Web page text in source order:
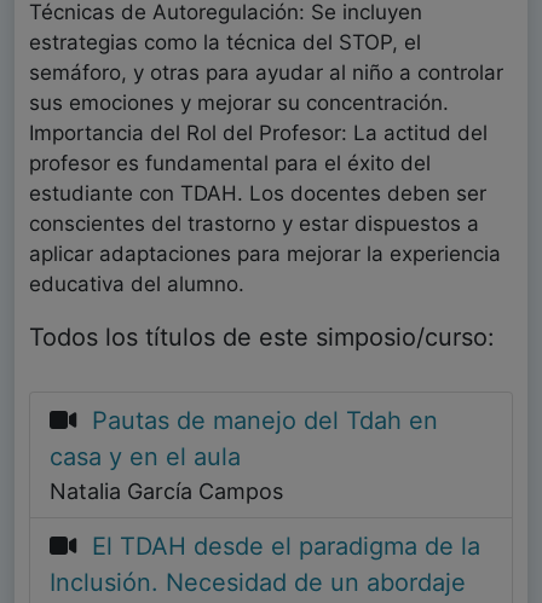
Técnicas de Autoregulación: Se incluyen
estrategias como la técnica del STOP, el
semáforo, y otras para ayudar al niño a controlar
sus emociones y mejorar su concentración.
Importancia del Rol del Profesor: La actitud del
profesor es fundamental para el éxito del
estudiante con TDAH. Los docentes deben ser
conscientes del trastorno y estar dispuestos a
aplicar adaptaciones para mejorar la experiencia
educativa del alumno.
Todos los títulos de este simposio/curso:
Pautas de manejo del Tdah en
casa y en el aula
Natalia García Campos
El TDAH desde el paradigma de la
Inclusión. Necesidad de un abordaje